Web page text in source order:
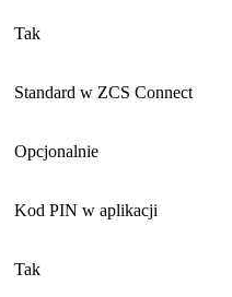
Tak
Standard w ZCS Connect
Opcjonalnie
Kod PIN w aplikacji
Tak